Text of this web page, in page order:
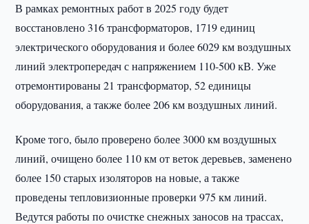
В рамках ремонтных работ в 2025 году будет
восстановлено 316 трансформаторов, 1719 единиц
электрического оборудования и более 6029 км воздушных
линий электропередач с напряжением 110-500 кВ. Уже
отремонтированы 21 трансформатор, 52 единицы
оборудования, а также более 206 км воздушных линий.
Кроме того, было проверено более 3000 км воздушных
линий, очищено более 110 км от веток деревьев, заменено
более 150 старых изоляторов на новые, а также
проведены тепловизионные проверки 975 км линий.
Ведутся работы по очистке снежных заносов на трассах,